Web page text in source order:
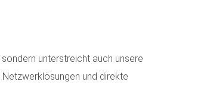
unterstreicht auch unsere
und direkte